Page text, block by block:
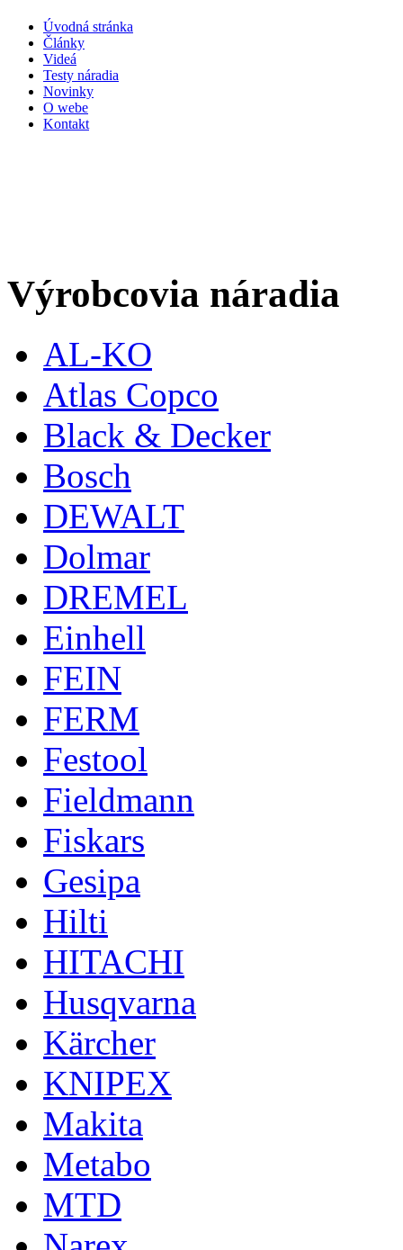
Úvodná stránka
Články
Videá
Testy náradia
Novinky
O webe
Kontakt
Výrobcovia náradia
AL-KO
Atlas Copco
Black & Decker
Bosch
DEWALT
Dolmar
DREMEL
Einhell
FEIN
FERM
Festool
Fieldmann
Fiskars
Gesipa
Hilti
HITACHI
Husqvarna
Kärcher
KNIPEX
Makita
Metabo
MTD